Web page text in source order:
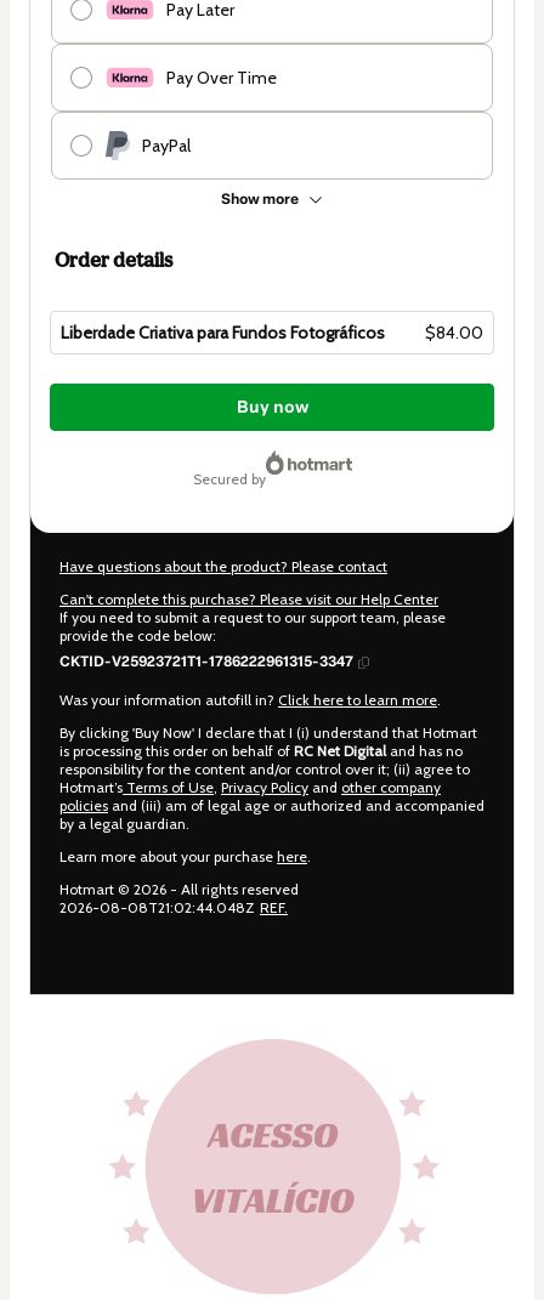
Pay Later
Pay Over Time
PayPal
Show more
Order details
Liberdade Criativa para Fundos Fotográficos $84.00
Total
$84.00
Buy now
secured by
Have questions about the product? Please contact
Can't complete this purchase? Please visit our Help Center
If you need to submit a request to our support team, please
provide the code below:
CKTID-V25923721T1-1786222961315-3347
Was your information autofill in? Click here to learn more.
By clicking 'Buy Now' I declare that I (i) understand that Hotmart
is processing this order on behalf of RC Net Digitaland has no
responsibility for the content and/or control over it; (ii) agree to
Hotmart’s Terms of Use, Privacy Policy and other company
policies and (iii) am of legal age or authorized and accompanied
by a legal guardian.
Learn more about your purchase here.
Hotmart © 2026 - All rights reserved
2026-08-08T21:02:44.048Z REF.